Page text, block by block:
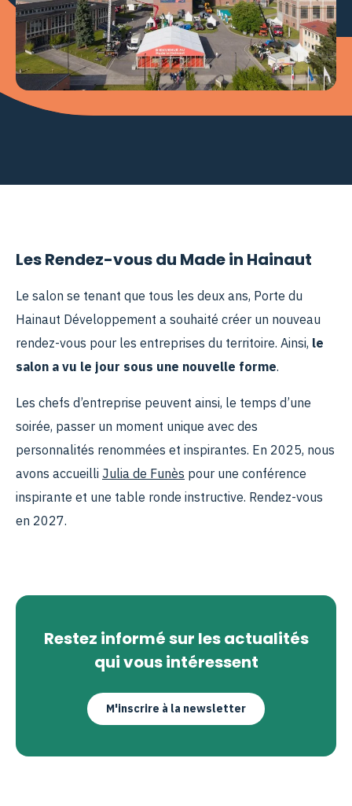
Les Rendez-vous du Made in Hainaut
Le salon se tenant que tous les deux ans, Porte du
Hainaut Développement a souhaité créer un nouveau
rendez-vous pour les entreprises du territoire. Ainsi, le
salon a vu le jour sous une nouvelle forme.
Les chefs d’entreprise peuvent ainsi, le temps d’une
soirée, passer un moment unique avec des
personnalités renommées et inspirantes. En 2025, nous
avons accueilli Julia de Funès pour une conférence
inspirante et une table ronde instructive. Rendez-vous
en 2027.
Restez informé sur les actualités
qui vous intéressent
M'inscrire à la newsletter